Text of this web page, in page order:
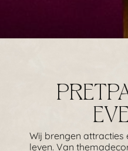
Wij brengen attracties
leven. Van